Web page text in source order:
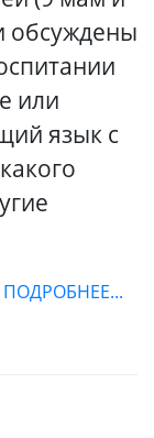
обсуждены
или
язык с
ПОДРОБНЕЕ...